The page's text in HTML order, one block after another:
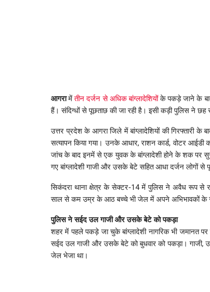
आगरामेंतीन दर्जन से अधिक बांग्लादेशियोंके पकड़े जाने के बाद
हैं। संदिग्धों से पूछताछ की जा रही है। इसी कड़ी पुलिस ने छह
उत्तर प्रदेश के आगरा जिले में बांग्लादेशियों की गिरफ्तारी के
सत्यापन किया गया। उनके आधार, राशन कार्ड, वोटर आईडी
जांच के बाद इनमें से एक युवक के बांग्लादेशी होने के शक पर
गए बांग्लादेशी गाजी और उसके बेटे सहित आधा दर्जन लोगों
सिकंदरा थाना क्षेत्र के सेक्टर-14 में पुलिस ने अवैध रूप से
साल से कम उम्र के आठ बच्चे भी जेल में अपने अभिभावकों के
पुलिस ने सईद उल गाजी और उसके बेटे को पकड़ा
शहर में पहले पकड़े जा चुके बांग्लादेशी नागरिक भी जमानत
सईद उल गाजी और उसके बेटे को बुधवार को पकड़ा। गाजी,
जेल भेजा था।